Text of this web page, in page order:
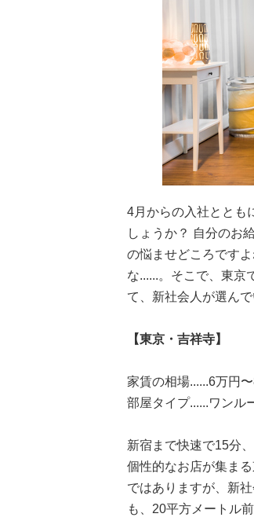
4月からの入社ととも
しょうか？ 自分のお
の悩ませどころです
な......。そこで、東京
て、新社会人が選ん
【東京・吉祥寺】
家賃の相場......6万円
部屋タイプ......ワンル
新宿まで快速で15分
個性的なお店が集ま
ではありますが、新
も、20平方メートル